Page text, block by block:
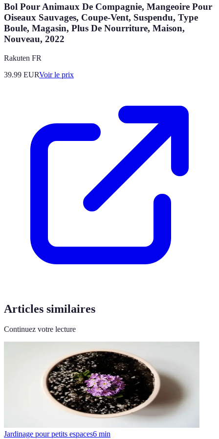
Bol Pour Animaux De Compagnie, Mangeoire Pour
Oiseaux Sauvages, Coupe-Vent, Suspendu, Type
Boule, Magasin, Plus De Nourriture, Maison,
Nouveau, 2022
Rakuten FR
39.99 EURVoir le prix
Articles similaires
Continuez votre lecture
Jardinage pour petits espaces6 min